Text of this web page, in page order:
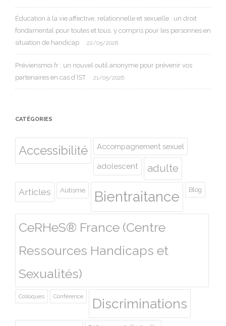
Éducation à la vie affective, relationnelle et sexuelle : un droit
fondamental pour toutes et tous, y compris pour les personnes en
situation de handicap
22/05/2026
Préviensmoi.fr : un nouvel outil anonyme pour prévenir vos
partenaires en cas d’IST
21/05/2026
CATÉGORIES
Accessibilité Accompagnement sexuel
adolescent adulte
Articles Autisme Bientraitance Blog
CeRHeS® France (Centre
Ressources Handicaps et
Sexualités)
Colloques Conférence Discriminations